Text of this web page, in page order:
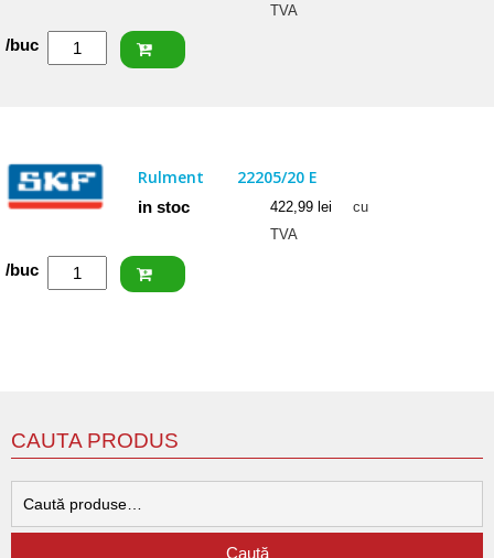
TVA
Cantitate
/buc
Rulment 22205/20 E
in stoc 422,99 lei
cu
TVA
Cantitate
/buc
CAUTA PRODUS
Caută